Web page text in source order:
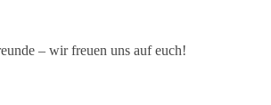
– wir freuen uns auf euch!